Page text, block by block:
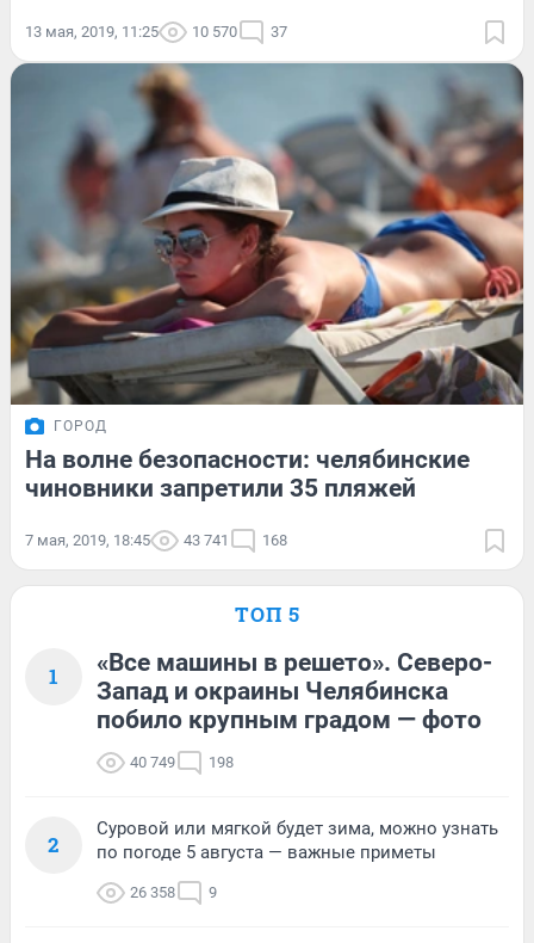
13 мая, 2019, 11:25 10 570 37
ГОРОД
На волне безопасности: челябинские
чиновники запретили 35 пляжей
7 мая, 2019, 18:45 43 741 168
ТОП 5
1
«Все машины в решето». Северо-
Запад и окраины Челябинска
побило крупным градом — фото
40 749 198
2
Суровой или мягкой будет зима, можно узнать
по погоде 5 августа — важные приметы
26 358 9